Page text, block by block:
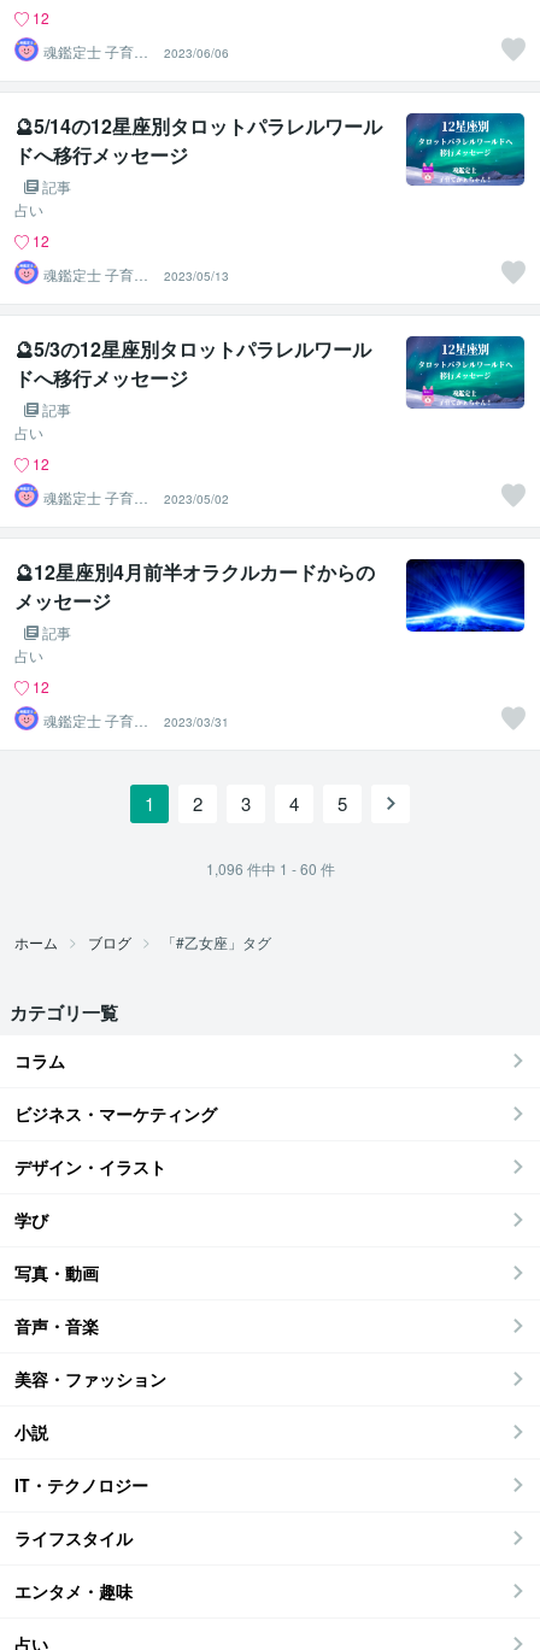
12
魂鑑定士 子育て
かぁちゃん！
2023/06/06
🔮5/14の12星座別タロットパラレルワール
ドへ移行メッセージ
記事
占い
12
魂鑑定士 子育て
かぁちゃん！
2023/05/13
🔮5/3の12星座別タロットパラレルワール
ドへ移行メッセージ
記事
占い
12
魂鑑定士 子育て
かぁちゃん！
2023/05/02
🔮12星座別4月前半オラクルカードからの
メッセージ
記事
占い
12
魂鑑定士 子育て
かぁちゃん！
2023/03/31
1 2 3 4 5
1,096 件中 1 - 60 件
ホーム ブログ 「#乙女座」タグ
カテゴリ一覧
コラム
ビジネス・マーケティング
デザイン・イラスト
学び
写真・動画
音声・音楽
美容・ファッション
小説
IT・テクノロジー
ライフスタイル
エンタメ・趣味
占い